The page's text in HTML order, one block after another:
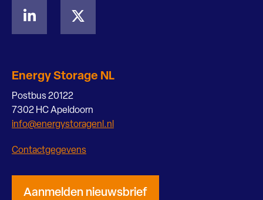
Energy Storage NL
Postbus 20122
7302 HC Apeldoorn
info@energystoragenl.nl
Contactgegevens
Aanmelden nieuwsbrief